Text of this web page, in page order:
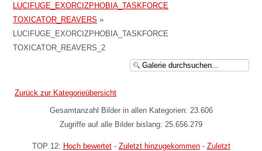
LUCIFUGE_EXORCIZPHOBIA_TASKFORCE
TOXICATOR_REAVERS »
LUCIFUGE_EXORCIZPHOBIA_TASKFORCE
TOXICATOR_REAVERS_2
Zurück zur Kategorieübersicht
Gesamtanzahl Bilder in allen Kategorien: 23.606
Zugriffe auf alle Bilder bislang: 25.656.279
TOP 12: Hoch bewertet- Zuletzt hinzugekommen- Zuletzt